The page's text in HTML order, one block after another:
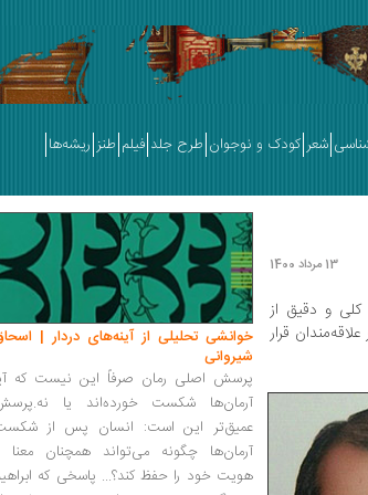
شعر کودک و نوجوان طرح جلد فیلم طنز ریشه‌ها
13 مرداد 1400
و دقیق از
قرار
خوانشی تحلیلی از آینه‌های دردار |
شیروانی
پرسش اصلی رمان صرفاً این نیست که
آرمان‌ها شکست خورده‌اند یا
عمیق‌تر این است: انسان پس از
آرمان‌ها چگونه می‌تواند همچنان معنا
هویت خود را حفظ کند؟... پاسخی که